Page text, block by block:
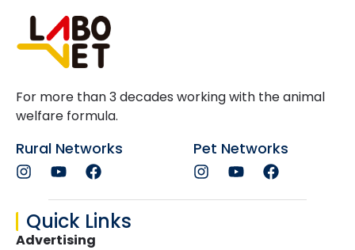
For more than 3 decades working with the animal
welfare formula.
Rural Networks Pet Networks
Quick Links
Advertising